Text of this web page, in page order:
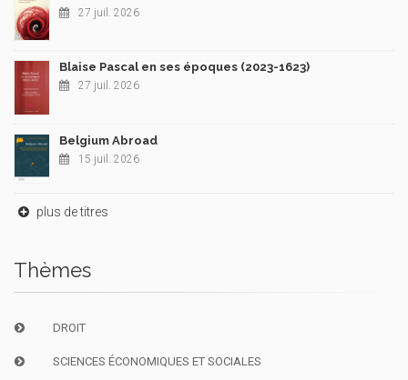
27 juil. 2026
Blaise Pascal en ses époques (2023-1623)
27 juil. 2026
Belgium Abroad
15 juil. 2026
plus de titres
Thèmes
DROIT
SCIENCES ÉCONOMIQUES ET SOCIALES